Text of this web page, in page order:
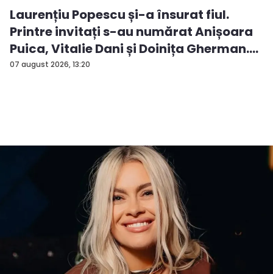
07 august 2026, 13:20
Laurențiu Popescu și-a însurat fiul.
Printre invitați s-au numărat Anișoara
Puica, Vitalie Dani și Doinița Gherman.
P...